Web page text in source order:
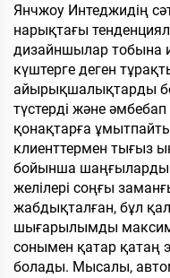
Янчжоу Интеджидің
нарықтағы
дизайншылар тобына
күштерге деген
айырықшалықтарды
түстерді және
қонақтарға
клиенттермен тығыз
бойынша шаңғыларды
желілері соңғы
жабдықталған, бұл
шығарылымды
сонымен қатар қатаң
болады. Мысалы,